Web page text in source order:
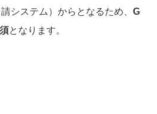
システム）からとなるため、 G
となります。